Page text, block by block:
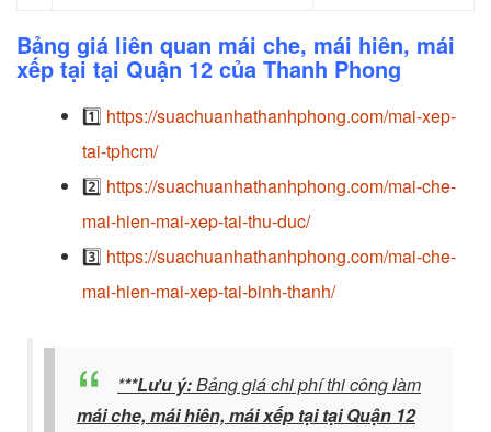
Bảng giá liên quan mái che, mái hiên, mái
xếp tại tại Quận 12 của Thanh Phong
1️⃣ https://suachuanhathanhphong.com/mai-xep-
tai-tphcm/
2️⃣ https://suachuanhathanhphong.com/mai-che-
mai-hien-mai-xep-tai-thu-duc/
3️⃣ https://suachuanhathanhphong.com/mai-che-
mai-hien-mai-xep-tai-binh-thanh/
***Lưu ý:Bảng giá chi phí thi công làm
mái che, mái hiên, mái xếp tại tại Quận 12